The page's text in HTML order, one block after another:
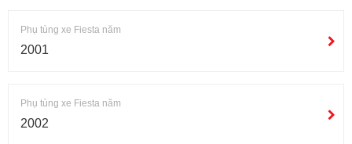
Phụ tùng xe Fiesta năm
2001
Phụ tùng xe Fiesta năm
2002